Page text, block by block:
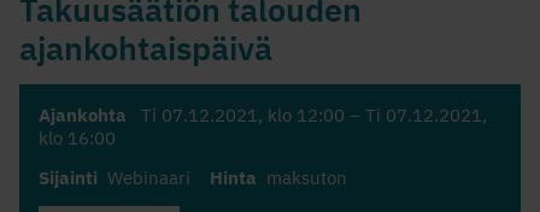
Takuusäätiön talouden
ajankohtaispäivä
Ajankohta Ti 07.12.2021 , klo 12:00 – Ti 07.12.2021 ,
klo 16:00
Sijainti Webinaari Hinta maksuton